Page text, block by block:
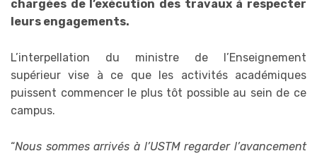
chargées de l’exécution des travaux à respecter
leurs engagements.
L’interpellation du ministre de l’Enseignement
supérieur vise à ce que les activités académiques
puissent commencer le plus tôt possible au sein de ce
campus.
“Nous sommes arrivés à l’USTM regarder l’avancement